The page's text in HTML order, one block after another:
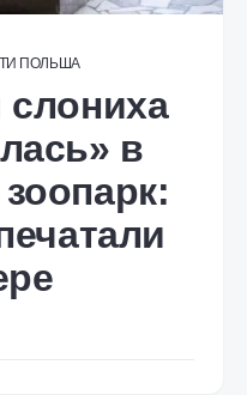
ПОЛЬША
слониха
в